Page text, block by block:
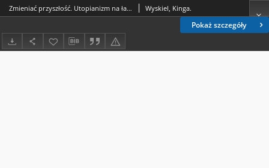
Pokaż szczegóły
Zmieniać przyszłość. Utopianizm na łamach „Młodego Technika” Wyskiel, Kinga.